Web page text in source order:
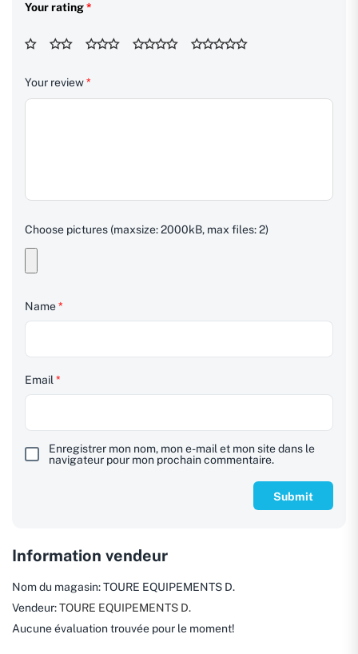
Your rating*
Your review*
Choose pictures (maxsize: 2000kB, max files: 2)
Name*
Email*
Enregistrer mon nom, mon e-mail et mon site dans le
navigateur pour mon prochain commentaire.
Information vendeur
Nom du magasin:TOURE EQUIPEMENTS D.
Vendeur:TOURE EQUIPEMENTS D.
Aucune évaluation trouvée pour le moment!